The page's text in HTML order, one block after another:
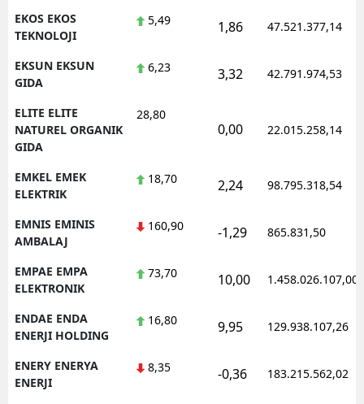
EKOS EKOS
TEKNOLOJI
5,49 1,86 47.521.377,14
EKSUN EKSUN
GIDA
6,23 3,32 42.791.974,53
ELITE ELITE
NATUREL ORGANIK
GIDA
28,80
0,00 22.015.258,14
EMKEL EMEK
ELEKTRIK
18,70 2,24 98.795.318,54
EMNIS EMINIS
AMBALAJ
160,90 -1,29 865.831,50
EMPAE EMPA
ELEKTRONIK
73,70 10,00 1.458.026.107,00
ENDAE ENDA
ENERJI HOLDING
16,80 9,95 129.938.107,26
ENERY ENERYA
ENERJI
8,35 -0,36 183.215.562,02